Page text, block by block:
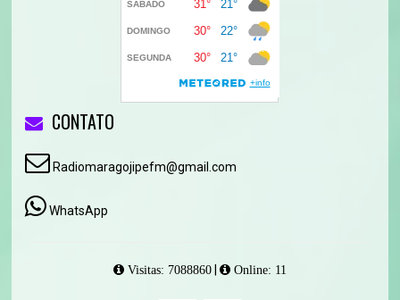
CONTATO
Radiomaragojipefm@gmail.com
WhatsApp
Visitas: 7088860| Online: 11